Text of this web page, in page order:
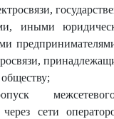
иными
через сети